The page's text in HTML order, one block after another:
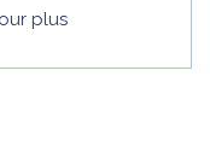
plus